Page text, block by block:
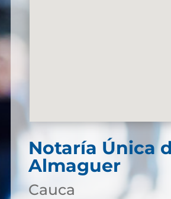
Notaría Única
Almaguer
Cauca